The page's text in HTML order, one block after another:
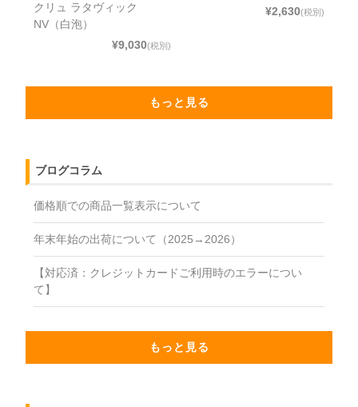
クリュ ラタヴィック
NV（白泡）
¥9,030(税別)
¥2,630(税別)
もっと見る
ブログコラム
価格順での商品一覧表示について
年末年始の出荷について（2025→2026）
【対応済：クレジットカードご利用時のエラーについ
て】
もっと見る